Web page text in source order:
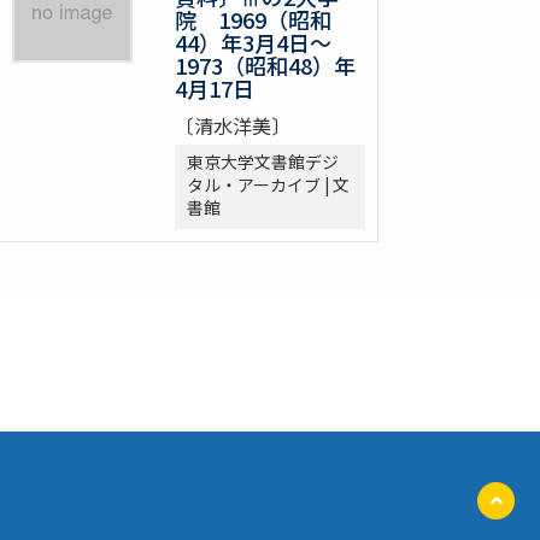
院 1969（昭和
44）年3月4日～
1973（昭和48）年
4月17日
〔清水洋美〕
東京大学文書館デジ
タル・アーカイブ | 文
書館